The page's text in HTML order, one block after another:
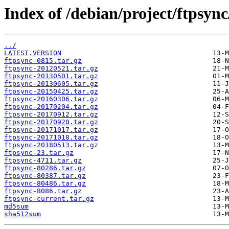
Index of /debian/project/
../
LATEST.VERSION
ftpsync-0815.tar.gz
ftpsync-20120521.tar.gz
ftpsync-20130501.tar.gz
ftpsync-20130605.tar.gz
ftpsync-20150425.tar.gz
ftpsync-20160306.tar.gz
ftpsync-20170204.tar.gz
ftpsync-20170912.tar.gz
ftpsync-20170920.tar.gz
ftpsync-20171017.tar.gz
ftpsync-20171018.tar.gz
ftpsync-20180513.tar.gz
ftpsync-23.tar.gz
ftpsync-4711.tar.gz
ftpsync-80286.tar.gz
ftpsync-80387.tar.gz
ftpsync-80486.tar.gz
ftpsync-8086.tar.gz
ftpsync-current.tar.gz
md5sum
sha512sum